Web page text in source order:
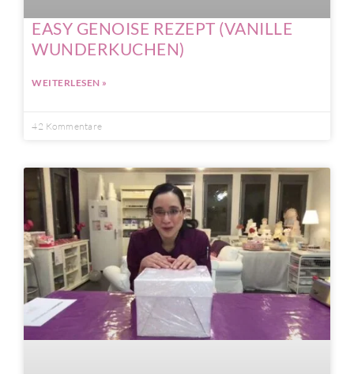
EASY GENOISE REZEPT (VANILLE
WUNDERKUCHEN)
WEITERLESEN »
42 Kommentare